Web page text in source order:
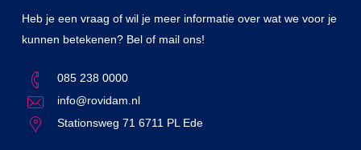
Heb je een vraag of wil je meer informatie over wat we voor je
kunnen betekenen? Bel of mail ons!
085 238 0000
info@rovidam.nl
Stationsweg 71 6711 PL Ede